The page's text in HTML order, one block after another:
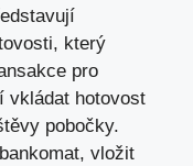
který
pro
‍vkládat hotovost
pobočky.
vložit